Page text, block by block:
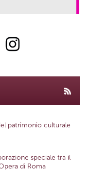
patrimonio culturale
speciale tra il
di Roma